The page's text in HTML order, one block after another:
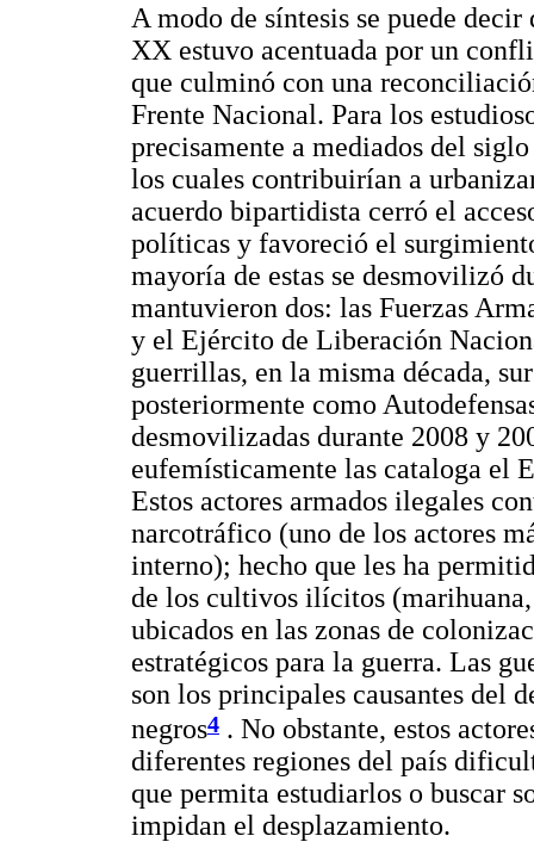
A modo de síntesis se puede
XX estuvo acentuada por un
que culminó con una
Frente Nacional. Para los
precisamente a mediados del
los cuales contribuirían a
acuerdo bipartidista cerró el
políticas y favoreció el
mayoría de estas se desmovilizó
mantuvieron dos: las Fuerzas
y el Ejército de Liberación
guerrillas, en la misma década,
posteriormente como
desmovilizadas durante 2008 y
eufemísticamente las cataloga el
Estos actores armados ilegales
narcotráfico (uno de los actores
interno); hecho que les ha
de los cultivos ilícitos
ubicados en las zonas de
estratégicos para la guerra. Las
son los principales causantes del
negros4 . No obstante, estos
diferentes regiones del país
que permita estudiarlos o buscar
impidan el desplazamiento.